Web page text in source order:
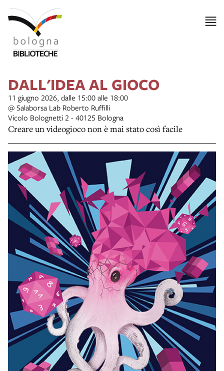
DALL'IDEA AL GIOCO
11 giugno 2026, dalle 15:00 alle 18:00
@ Salaborsa Lab Roberto Ruffilli
Vicolo Bolognetti 2 - 40125 Bologna
Creare un videogioco non è mai stato così facile